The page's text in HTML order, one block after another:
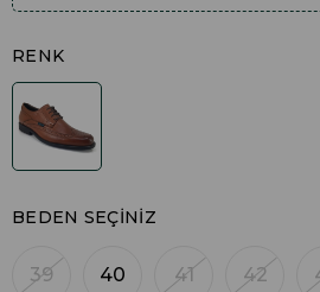
RENK
BEDEN SEÇINIZ
39 40 41 42